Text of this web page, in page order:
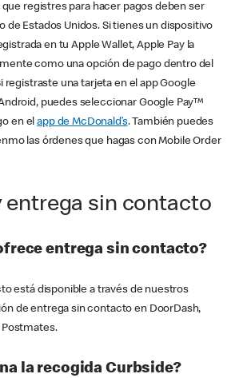
que registres para hacer pagos deben ser
de Estados Unidos. Si tienes un dispositivo
en tu Apple Wallet, Apple Pay la
como una opción de pago dentro del
registraste una tarjeta en el app Google
puedes seleccionar Google Pay™
en elapp de McDonald’s. También puedes
las órdenes que hagas con Mobile Order
entrega sin contacto
entrega sin contacto?
está disponible a través de nuestros
de entrega sin contacto en DoorDash,
Postmates.
la recogida Curbside?